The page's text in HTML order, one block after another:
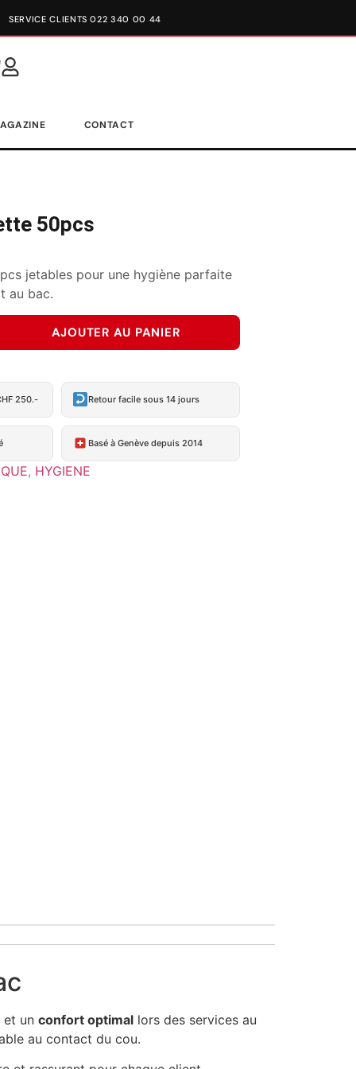
SERVICE CLIENTS 022 340 00 44
CONTACT
50pcs
jetables pour une hygiène parfaite
au bac.
AJOUTER AU PANIER
250.- Retour facile sous 14 jours
Basé à Genève depuis 2014
, HYGIENE
et un confort optimal lors des services au
au contact du cou.